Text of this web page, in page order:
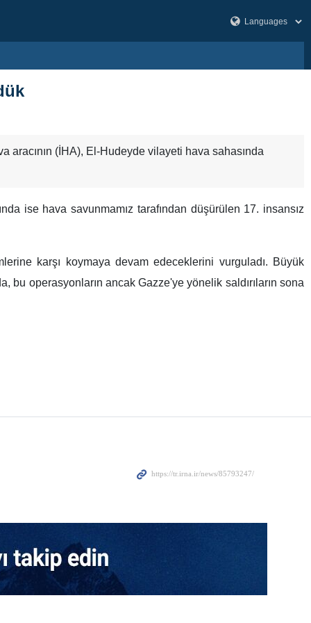
aracının (İHA), El-Hudeyde vilayeti hava sahasında
ise hava savunmamız tarafından düşürülen 17. insansız
karşı koymaya devam edeceklerini vurguladı. Büyük
bu operasyonların ancak Gazze'ye yönelik saldırıların sona